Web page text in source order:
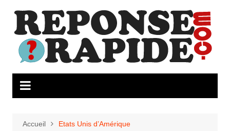
contenu
Accueil Etats Unis d’Amérique